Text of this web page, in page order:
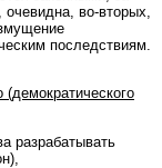
очевидна, во-вторых,
последствиям.
разрабатывать